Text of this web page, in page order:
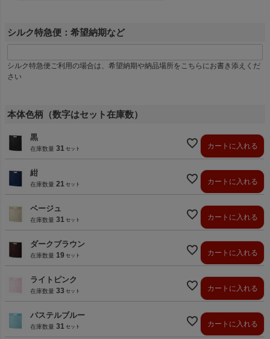
シルク特急便：希望納期など
シルク特急便ご利用の場合は、希望納期や納品場所をこちらにお書き添えくだ
さい
本体色柄（数字はセット在庫数）
黒
在庫数量 31 カートに入れる
紺
在庫数量 21 カートに入れる
ベージュ
在庫数量 31 カートに入れる
ダークブラウン
在庫数量 19 カートに入れる
ライトピンク
在庫数量 33 カートに入れる
パステルブルー
在庫数量 31 カートに入れる